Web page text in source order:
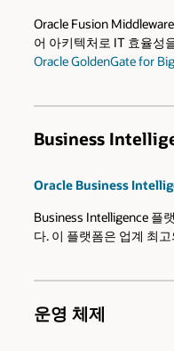
Oracle Fusion
어 아키텍처로 IT 효율성
Oracle GoldenGate for
Business
Oracle Business
Business Intelligence 플
다. 이 플랫폼은 업계 최
운영 체제